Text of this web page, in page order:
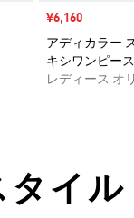
セール価格
¥6,160
アディカラー
キシワンピース
レディース オ
タイ